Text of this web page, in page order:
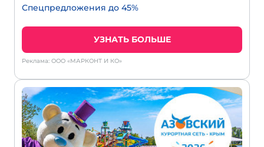
Спецпредложения до 45%
УЗНАТЬ БОЛЬШЕ
Реклама: ООО «МАРКОНТ И КО»